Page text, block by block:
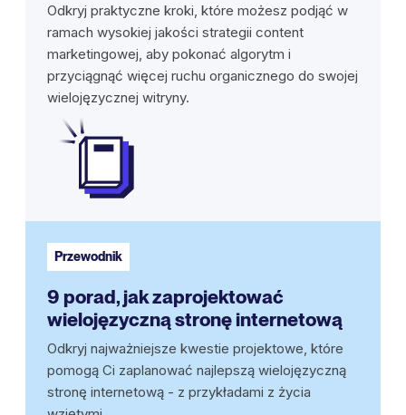
Odkryj praktyczne kroki, które możesz podjąć w
ramach wysokiej jakości strategii content
marketingowej, aby pokonać algorytm i
przyciągnąć więcej ruchu organicznego do swojej
wielojęzycznej witryny.
Przewodnik
9 porad, jak zaprojektować
wielojęzyczną stronę internetową
Odkryj najważniejsze kwestie projektowe, które
pomogą Ci zaplanować najlepszą wielojęzyczną
stronę internetową - z przykładami z życia